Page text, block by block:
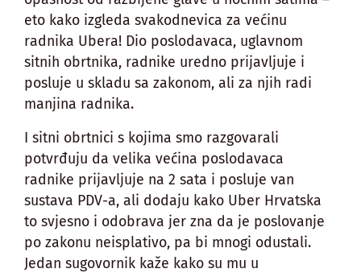
eto kako izgleda svakodnevica za većinu
radnika Ubera! Dio poslodavaca, uglavnom
sitnih obrtnika, radnike uredno prijavljuje i
posluje u skladu sa zakonom, ali za njih radi
manjina radnika.
I sitni obrtnici s kojima smo razgovarali
potvrđuju da velika većina poslodavaca
radnike prijavljuje na 2 sata i posluje van
sustava PDV-a, ali dodaju kako Uber Hrvatska
to svjesno i odobrava jer zna da je poslovanje
po zakonu neisplativo, pa bi mnogi odustali.
Jedan sugovornik kaže kako su mu u